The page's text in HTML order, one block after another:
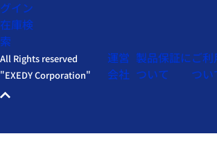
グイン
在庫検
索
All Rights reserved
"EXEDY Corporation"
運営
会社
製品保証に
ついて
ご
つい